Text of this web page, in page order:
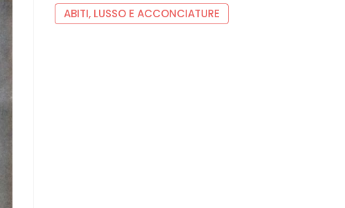
ABITI, LUSSO E ACCONCIATURE